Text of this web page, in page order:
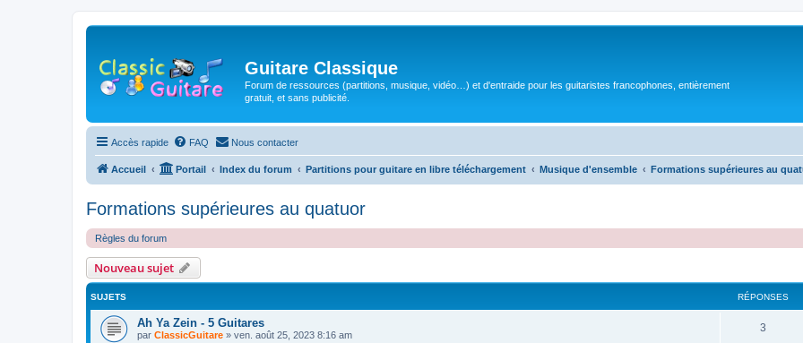
Guitare Classique
Forum de ressources (partitions, musique, vidéo…) et d'entraide pour les guitaristes francophones, entièrement
gratuit, et sans publicité.
Accès rapide FAQ Nous contacter
Accueil Portail Index du forum Partitions pour guitare en libre téléchargement Musique d'ensemble Formations supérieures au
Formations supérieures au quatuor
Règles du forum
Nouveau sujet
SUJETS RÉPONSES
Ah Ya Zein - 5 Guitares
par ClassicGuitare » ven. août 25, 2023 8:16 am
3R